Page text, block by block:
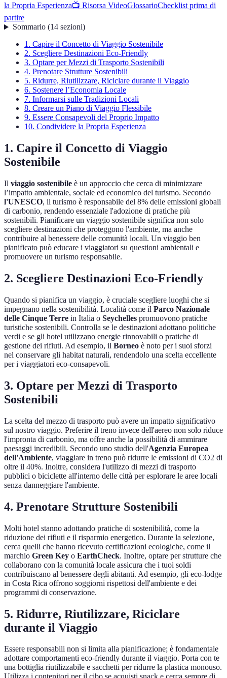
la Propria Esperienza📺 Risorsa VideoGlossarioChecklist prima di
partire
Sommario(14 sezioni)
1. Capire il Concetto di Viaggio Sostenibile
2. Scegliere Destinazioni Eco-Friendly
3. Optare per Mezzi di Trasporto Sostenibili
4. Prenotare Strutture Sostenibili
5. Ridurre, Riutilizzare, Riciclare durante il Viaggio
6. Sostenere l’Economia Locale
7. Informarsi sulle Tradizioni Locali
8. Creare un Piano di Viaggio Flessibile
9. Essere Consapevoli del Proprio Impatto
10. Condividere la Propria Esperienza
1. Capire il Concetto di Viaggio
Sostenibile
Il viaggio sostenibile è un approccio che cerca di minimizzare
l’impatto ambientale, sociale ed economico del turismo. Secondo
l'UNESCO, il turismo è responsabile del 8% delle emissioni globali
di carbonio, rendendo essenziale l'adozione di pratiche più
sostenibili. Pianificare un viaggio sostenibile significa non solo
scegliere destinazioni che proteggono l'ambiente, ma anche
contribuire al benessere delle comunità locali. Un viaggio ben
pianificato può educare i viaggiatori su questioni ambientali e
promuovere un turismo responsabile.
2. Scegliere Destinazioni Eco-Friendly
Quando si pianifica un viaggio, è cruciale scegliere luoghi che si
impegnano nella sostenibilità. Località come il Parco Nazionale
delle Cinque Terre in Italia o Seychelles promuovono pratiche
turistiche sostenibili. Controlla se le destinazioni adottano politiche
verdi e se gli hotel utilizzano energie rinnovabili o pratiche di
gestione dei rifiuti. Ad esempio, il Borneo è noto per i suoi sforzi
nel conservare gli habitat naturali, rendendolo una scelta eccellente
per i viaggiatori eco-consapevoli.
3. Optare per Mezzi di Trasporto
Sostenibili
La scelta del mezzo di trasporto può avere un impatto significativo
sul nostro viaggio. Preferire il treno invece dell'aereo non solo riduce
l'impronta di carbonio, ma offre anche la possibilità di ammirare
paesaggi incredibili. Secondo uno studio dell'Agenzia Europea
dell'Ambiente, viaggiare in treno può ridurre le emissioni di CO2 di
oltre il 40%. Inoltre, considera l'utilizzo di mezzi di trasporto
pubblici o biciclette all'interno delle città per esplorare le aree locali
senza danneggiare l'ambiente.
4. Prenotare Strutture Sostenibili
Molti hotel stanno adottando pratiche di sostenibilità, come la
riduzione dei rifiuti e il risparmio energetico. Durante la selezione,
cerca quelli che hanno ricevuto certificazioni ecologiche, come il
marchio Green Key o EarthCheck. Inoltre, optare per strutture che
collaborano con la comunità locale assicura che i tuoi soldi
contribuiscano al benessere degli abitanti. Ad esempio, gli eco-lodge
in Costa Rica offrono soggiorni rispettosi dell'ambiente e dei
programmi di conservazione.
5. Ridurre, Riutilizzare, Riciclare
durante il Viaggio
Essere responsabili non si limita alla pianificazione; è fondamentale
adottare comportamenti eco-friendly durante il viaggio. Porta con te
una bottiglia riutilizzabile e sacchetti per ridurre la plastica monouso.